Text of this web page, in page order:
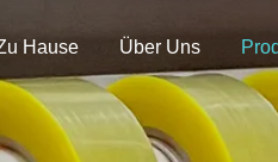
Hause Über Uns